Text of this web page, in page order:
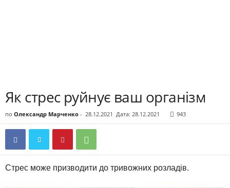
Як стрес руйнує ваш організм
по Олександр Марченко - 28.12.2021 Дата: 28.12.2021 943
Стрес може призводити до тривожних розладів.